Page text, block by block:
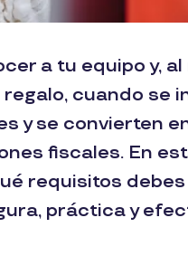
a tu equipo y,
cuando se
y se convierten
fiscales. En
requisitos debes
práctica y